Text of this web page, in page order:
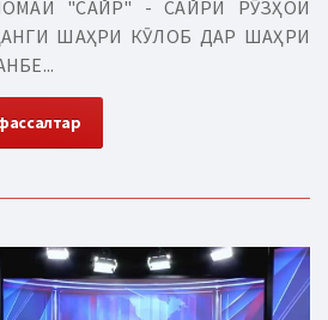
"САЙР" - САЙРИ РӮЗҲОИ
ШАҲРИ КӮЛОБ ДАР ШАҲРИ